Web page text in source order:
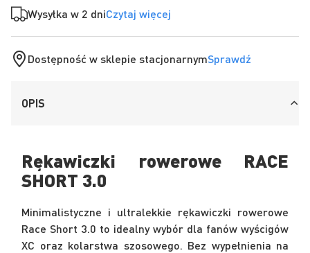
Wysyłka w 2 dniCzytaj więcej
Dostępność w sklepie stacjonarnymSprawdź
OPIS
Rękawiczki rowerowe RACE
SHORT 3.0
Minimalistyczne i ultralekkie rękawiczki rowerowe
Race Short 3.0 to idealny wybór dla fanów wyścigów
XC oraz kolarstwa szosowego. Bez wypełnienia na